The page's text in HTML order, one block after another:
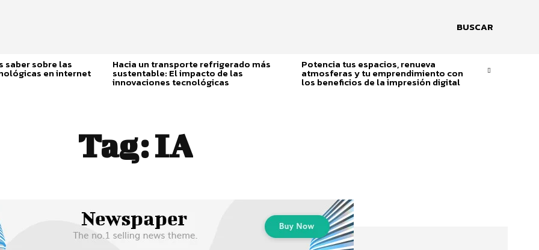
BUSCAR
saber sobre las
en internet
Hacia un transporte refrigerado más
sustentable: El impacto de las
innovaciones tecnológicas
Potencia tus espacios, renueva
atmosferas y tu emprendimiento con
los beneficios de la impresión digital
Tag:IA